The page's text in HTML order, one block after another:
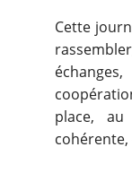
Cette
place, au